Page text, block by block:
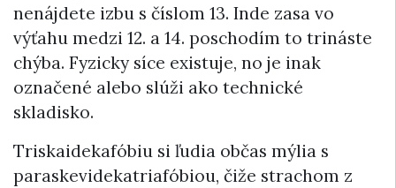
nenájdete izbu s číslom 13. Inde zasa vo
výťahu medzi 12. a 14. poschodím to trináste
chýba. Fyzicky síce existuje, no je inak
označené alebo slúži ako technické
skladisko.
Triskaidekafóbiu si ľudia občas mýlia s
paraskevidekatriafóbiou, čiže strachom z